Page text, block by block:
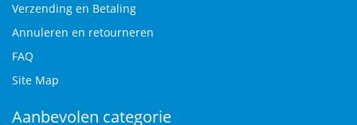
Verzending en Betaling
Annuleren en retourneren
FAQ
Site Map
Aanbevolen categorie